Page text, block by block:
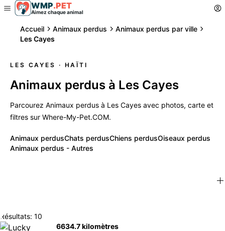
WMP.PET
Aimez chaque animal
Accueil Animaux perdus
Animaux perdus par ville
Les Cayes
LES CAYES · HAÏTI
Animaux perdus à Les Cayes
Parcourez Animaux perdus à Les Cayes avec photos, carte et
filtres sur Where-My-Pet.COM.
Animaux perdusChats perdusChiens perdusOiseaux perdus
Animaux perdus - Autres
Résultats: 10
6634.7 kilomètres